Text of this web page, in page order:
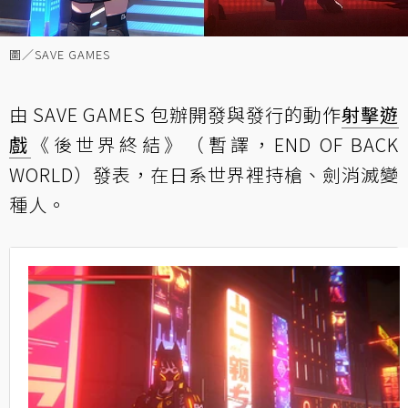
圖／SAVE GAMES
由 SAVE GAMES 包辦開發與發行的動作射擊遊
戲 《後世界終結》（暫譯，END OF BACK
WORLD）發表，在日系世界裡持槍、劍消滅變
種人。